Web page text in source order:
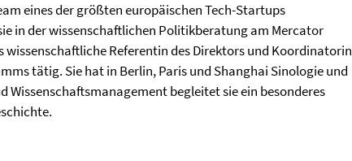
eines der größten europäischen Tech-Startups
in der wissenschaftlichen Politikberatung am Mercator
wissenschaftliche Referentin des Direktors und Koordinatorin
tätig. Sie hat in Berlin, Paris und Shanghai Sinologie und
Wissenschaftsmanagement begleitet sie ein besonderes